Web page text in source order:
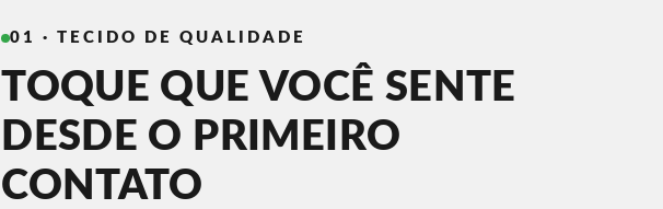
01 · TECIDO DE QUALIDADE
TOQUE QUE VOCÊ SENTE
DESDE O PRIMEIRO
CONTATO